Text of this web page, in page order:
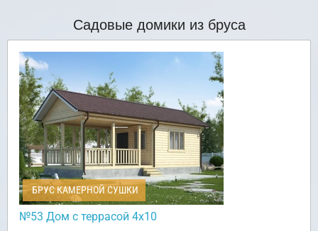
Садовые домики из бруса
БРУС КАМЕРНОЙ СУШКИ
№53 Дом с террасой 4х10